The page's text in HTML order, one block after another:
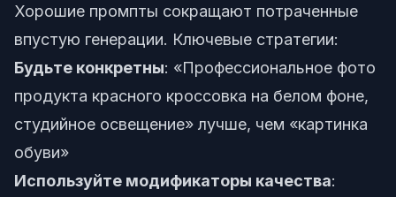
Хорошие промпты сокращают потраченные
впустую генерации. Ключевые стратегии:
Будьте конкретны: «Профессиональное фото
продукта красного кроссовка на белом фоне,
студийное освещение» лучше, чем «картинка
обуви»
Используйте модификаторы качества: